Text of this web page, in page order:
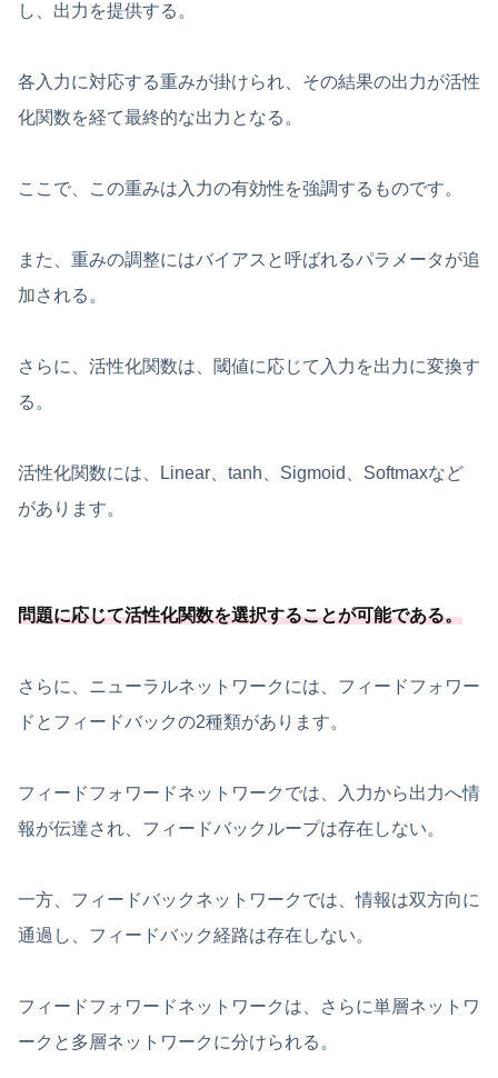
し、出力を提供する。
各入力に対応する重みが掛けられ、その結果の出力が活性
化関数を経て最終的な出力となる。
ここで、この重みは入力の有効性を強調するものです。
また、重みの調整にはバイアスと呼ばれるパラメータが追
加される。
さらに、活性化関数は、閾値に応じて入力を出力に変換す
る。
活性化関数には、Linear、tanh、Sigmoid、Softmaxなど
があります。
問題に応じて活性化関数を選択することが可能である。
さらに、ニューラルネットワークには、フィードフォワー
ドとフィードバックの2種類があります。
フィードフォワードネットワークでは、入力から出力へ情
報が伝達され、フィードバックループは存在しない。
一方、フィードバックネットワークでは、情報は双方向に
通過し、フィードバック経路は存在しない。
フィードフォワードネットワークは、さらに単層ネットワ
ークと多層ネットワークに分けられる。